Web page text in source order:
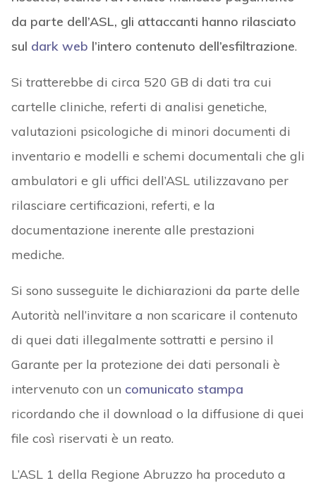
da parte dell’ASL, gli attaccanti hanno rilasciato
sul dark web l’intero contenuto dell’esfiltrazione.
Si tratterebbe di circa 520 GB di dati tra cui
cartelle cliniche, referti di analisi genetiche,
valutazioni psicologiche di minori documenti di
inventario e modelli e schemi documentali che gli
ambulatori e gli uffici dell’ASL utilizzavano per
rilasciare certificazioni, referti, e la
documentazione inerente alle prestazioni
mediche.
Si sono susseguite le dichiarazioni da parte delle
Autorità nell’invitare a non scaricare il contenuto
di quei dati illegalmente sottratti e persino il
Garante per la protezione dei dati personali è
intervenuto con un comunicato stampa
ricordando che il download o la diffusione di quei
file così riservati è un reato.
L’ASL 1 della Regione Abruzzo ha proceduto a